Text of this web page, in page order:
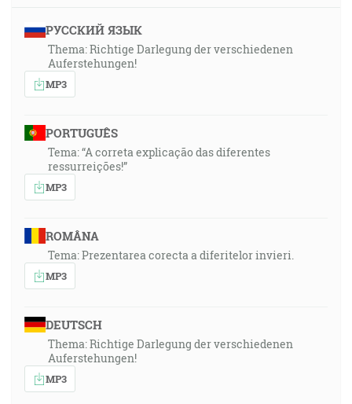
РУССКИЙ ЯЗЫК
Thema: Richtige Darlegung der verschiedenen
Auferstehungen!
MP3
PORTUGUÊS
Tema: “A correta explicação das diferentes
ressurreições!”
MP3
ROMÂNA
Tema: Prezentarea corecta a diferitelor invieri.
MP3
DEUTSCH
Thema: Richtige Darlegung der verschiedenen
Auferstehungen!
MP3